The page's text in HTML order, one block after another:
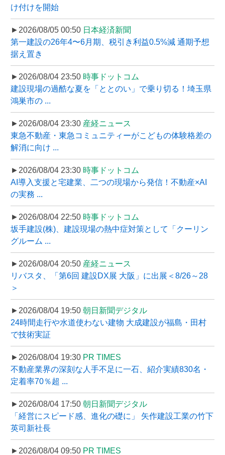
け付けを開始
►2026/08/05 00:50 日本経済新聞
第一建設の26年4〜6月期、税引き利益0.5%減 通期予想
据え置き
►2026/08/04 23:50 時事ドットコム
建設現場の過酷な夏を「ととのい」で乗り切る！埼玉県
鴻巣市の ...
►2026/08/04 23:30 産経ニュース
東急不動産・東急コミュニティーがこどもの体験格差の
解消に向け ...
►2026/08/04 23:30 時事ドットコム
AI導入支援と宅建業、二つの現場から発信！不動産×AI
の実務 ...
►2026/08/04 22:50 時事ドットコム
坂手建設(株)、建設現場の熱中症対策として「クーリン
グルーム ...
►2026/08/04 20:50 産経ニュース
リバスタ、「第6回 建設DX展 大阪」に出展＜8/26～28
＞
►2026/08/04 19:50 朝日新聞デジタル
24時間走行や水道使わない建物 大成建設が福島・田村
で技術実証
►2026/08/04 19:30 PR TIMES
不動産業界の深刻な人手不足に一石、紹介実績830名・
定着率70％超 ...
►2026/08/04 17:50 朝日新聞デジタル
「経営にスピード感、進化の礎に」 矢作建設工業の竹下
英司新社長
►2026/08/04 09:50 PR TIMES